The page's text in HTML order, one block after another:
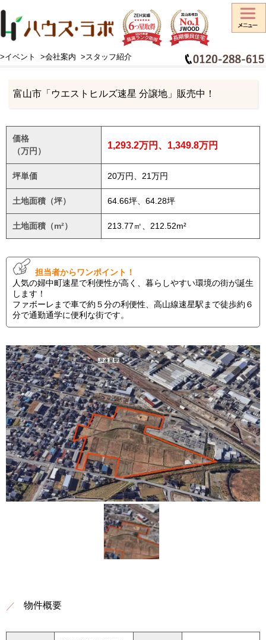
>イベント >会社案内 >スタッフ紹介
HOME > 不動産情報 > 特選住宅用地>富山市「ウエストヒルズ速星 分譲地」販売中！
富山市「ウエストヒルズ速星 分譲地」販売中！
価格
（万円）
1,293.2万円、1,349.8万円
坪単価 20万円、21万円
土地面積（坪） 64.66坪、64.28坪
土地面積（m²） 213.77㎡、212.52m²
担当者からワンポイント！
人気の婦中町速星で利便性が高く、暮らしやすい環境の街が誕生
します！
ファボーレまで車で約５分の利便性、高山線速星駅まで徒歩約６
分で通勤通学に便利な街です。
物件概要